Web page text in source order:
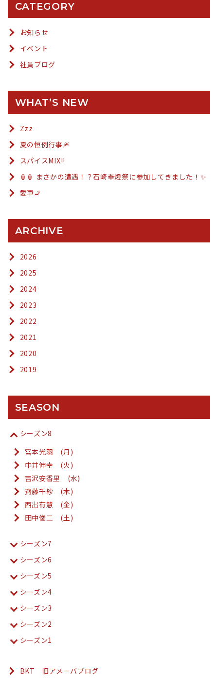
CATEGORY
お知らせ
イベント
社員ブログ
WHAT’S NEW
Zzz
夏の恒例行事🎆
スパイスMIX!!
🏮🏮 まさかの遭遇！？石崎奉燈祭に参加してきました！✨
愛車🚬
ARCHIVE
2026
2025
2024
2023
2022
2021
2020
2019
SEASON
シーズン8
宮本光羽 (月)
中井伸幸 (火)
吉沢安香里 (水)
齋藤千紗 (木)
西出有慧 (金)
田中俊二 (土)
シーズン7
シーズン6
シーズン5
シーズン4
シーズン3
シーズン2
シーズン1
BKT 旧アメーバブログ